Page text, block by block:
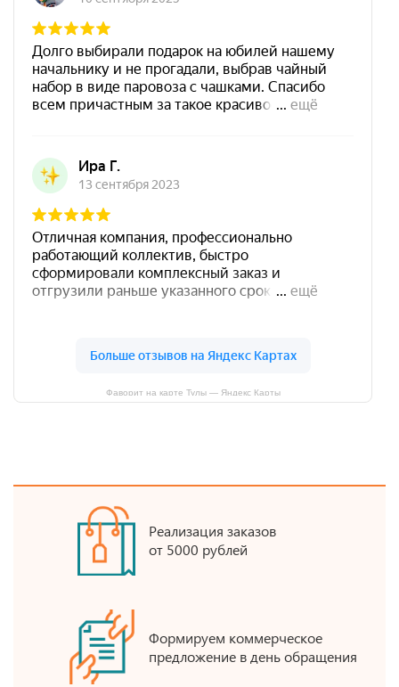
Фаворит на карте Тулы — Яндекс Карты
Реализация заказов
от 5000 рублей
Формируем коммерческое
предложение в день обращения